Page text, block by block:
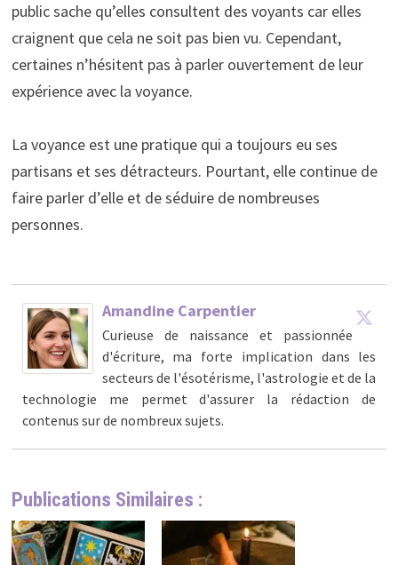
public sache qu’elles consultent des voyants car elles
craignent que cela ne soit pas bien vu. Cependant,
certaines n’hésitent pas à parler ouvertement de leur
expérience avec la voyance.
La voyance est une pratique qui a toujours eu ses
partisans et ses détracteurs. Pourtant, elle continue de
faire parler d’elle et de séduire de nombreuses
personnes.
Amandine Carpentier
Curieuse de naissance et passionnée
d'écriture, ma forte implication dans les
secteurs de l'ésotérisme, l'astrologie et de la
technologie me permet d'assurer la rédaction de
contenus sur de nombreux sujets.
Publications Similaires :